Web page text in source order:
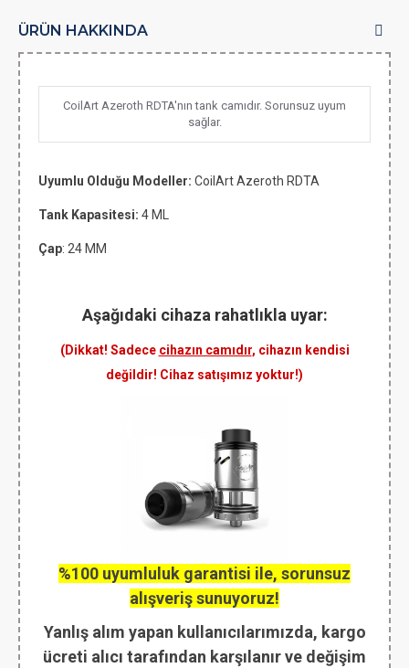
ÜRÜN HAKKINDA
CoilArt Azeroth RDTA'nın tank camıdır. Sorunsuz uyum
sağlar.
Uyumlu Olduğu Modeller: CoilArt Azeroth RDTA
Tank Kapasitesi: 4 ML
Çap: 24 MM
Aşağıdaki cihaza rahatlıkla uyar:
(Dikkat! Sadece cihazın camıdır, cihazın kendisi
değildir! Cihaz satışımız yoktur!)
%100 uyumluluk garantisi ile, sorunsuz
alışveriş sunuyoruz!
Yanlış alım yapan kullanıcılarımızda, kargo
ücreti alıcı tarafından karşılanır ve değişim